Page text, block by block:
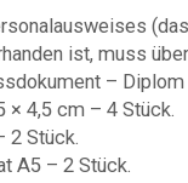
ist, muss
– Diplom
× 4,5 cm – 4 Stück.
2 Stück.
A5 – 2 Stück.